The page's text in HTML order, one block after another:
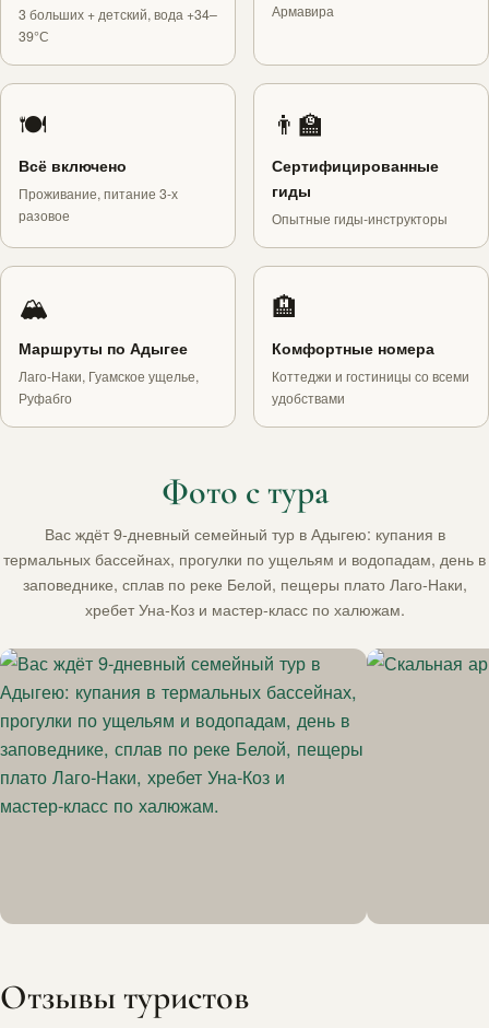
3 больших + детский, вода +34–
39°С
Армавира
🍽
Всё включено
Проживание, питание 3-х
разовое
👨‍🏫
Сертифицированные
гиды
Опытные гиды-инструкторы
🏔
Маршруты по Адыгее
Лаго-Наки, Гуамское ущелье,
Руфабго
🏨
Комфортные номера
Коттеджи и гостиницы со всеми
удобствами
Фото с тура
Вас ждёт 9‑дневный семейный тур в Адыгею: купания в
термальных бассейнах, прогулки по ущельям и водопадам, день в
заповеднике, сплав по реке Белой, пещеры плато Лаго‑Наки,
хребет Уна‑Коз и мастер‑класс по халюжам.
Отзывы туристов